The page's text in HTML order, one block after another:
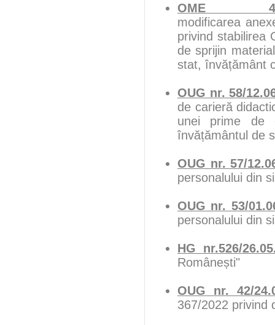
OME 4436/
modificarea
privind stabilirea
de sprijin
stat, învățământ
OUG nr. 58/
de carieră
unei prime de
învățământul de
OUG nr. 57/
personalului din
OUG nr. 53/
personalului din
HG nr.526/
Românești"
OUG nr. 42/
367/2022 privind